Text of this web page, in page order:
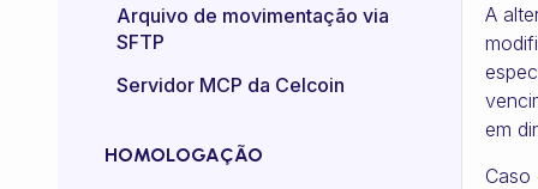
Certificado mTLS
control)
Arquivo de movimentação via
SFTP
Servidor MCP da Celcoin
HOMOLOGAÇÃO
A
em